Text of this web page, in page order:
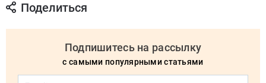
Поделиться
Подпишитесь на рассылку
с самыми популярными статьями